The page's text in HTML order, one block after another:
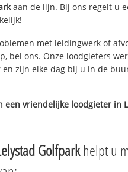
aan de lijn. Bij ons regelt u
met leidingwerk of
bel ons. Onze loodgieters
en zijn elke dag bij u in de
een vriendelijke loodgieter in
Golfparkhelpt u